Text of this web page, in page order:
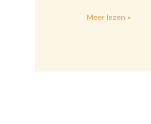
Hallo
Meer lezen »